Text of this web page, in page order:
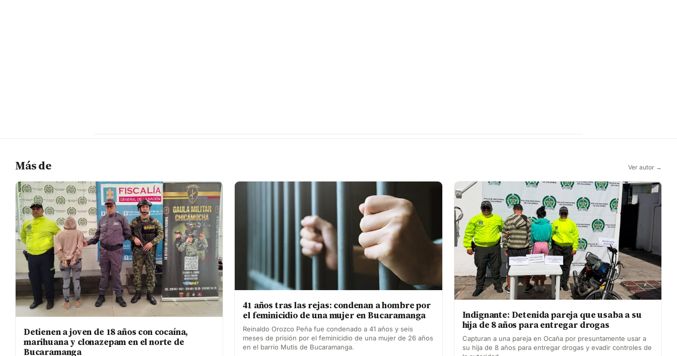
Más de Ver autor →
Detienen a joven de 18 años con cocaína,
marihuana y clonazepam en el norte de
Bucaramanga
41 años tras las rejas: condenan a hombre por
el feminicidio de una mujer en Bucaramanga
Reinaldo Orozco Peña fue condenado a 41 años y seis
meses de prisión por el feminicidio de una mujer de 26 años
en el barrio Mutis de Bucaramanga.
Indignante: Detenida pareja que usaba a su
hija de 8 años para entregar drogas
Capturan a una pareja en Ocaña por presuntamente usar a
su hija de 8 años para entregar drogas y evadir controles de